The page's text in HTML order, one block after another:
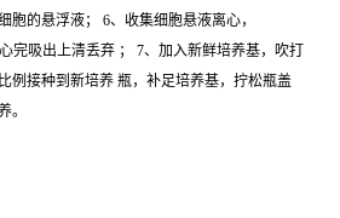
胞的悬浮液； 6、收集细胞悬液离心，
完吸出上清丢弃 ； 7、加入新鲜培养基，吹打
例接种到新培养 瓶，补足培养基，拧松瓶盖
。